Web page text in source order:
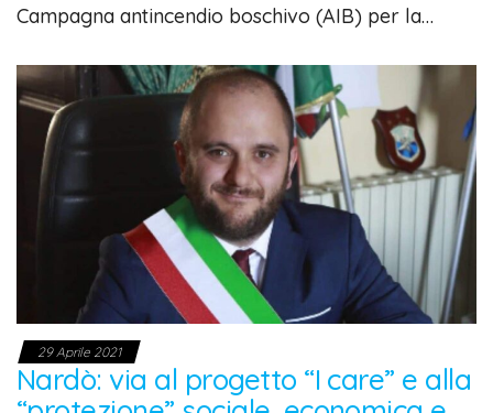
Campagna antincendio boschivo (AIB) per la…
29 Aprile 2021
Nardò: via al progetto “I care” e alla